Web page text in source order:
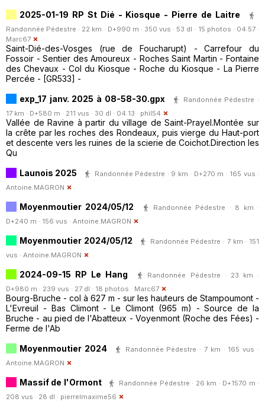
2025-01-19 RP St Dié - Kiosque - Pierre de Laitre
Randonnée Pédestre · 22 km · D+990 m · 350 vus · 53 dl · 15 photos · 04:57 ·
Marc67
Saint-Dié-des-Vosges (rue de Foucharupt) - Carrefour du
Fossoir - Sentier des Amoureux - Roches Saint Martin - Fontaine
des Chevaux - Col du Kiosque - Roche du Kiosque - La Pierre
Percée - [GR533] -
exp_17 janv. 2025 à 08-58-30.gpx
Randonnée Pédestre ·
17 km · D+580 m · 211 vus · 30 dl · 04:13 · phil54
Vallée de Ravine à partir du village de Saint-Prayel.Montée sur
la crête par les roches des Rondeaux, puis vierge du Haut-port
et descente vers les ruines de la scierie de Coichot.Direction les
Qu
Launois 2025
Randonnée Pédestre · 9 km · D+270 m · 165 vus ·
Antoine.MAGRON
Moyenmoutier 2024/05/12
Randonnée Pédestre · 8 km ·
D+240 m · 156 vus · Antoine.MAGRON
Moyenmoutier 2024/05/12
Randonnée Pédestre · 7 km · 151
vus · Antoine.MAGRON
2024-09-15 RP Le Hang
Randonnée Pédestre · 23 km ·
D+980 m · 239 vus · 27 dl · 18 photos · Marc67
Bourg-Bruche - col à 627 m - sur les hauteurs de Stampoumont -
L'Evreuil - Bas Climont - Le Climont (965 m) - Source de la
Bruche - au pied de l'Abatteux - Voyenmont (Roche des Fées) -
Ferme de l'Ab
Moyenmoutier 2024
Randonnée Pédestre · 7 km · 165 vus ·
Antoine.MAGRON
Massif de l'Ormont
Randonnée Pédestre · 26 km · D+1570 m ·
208 vus · 28 dl · pierrelmaxime56